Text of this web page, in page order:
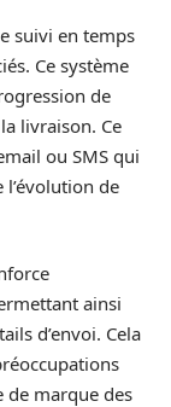
suivi en temps
Ce système
de
livraison. Ce
ou SMS qui
de
ainsi
d’envoi. Cela
de marque des